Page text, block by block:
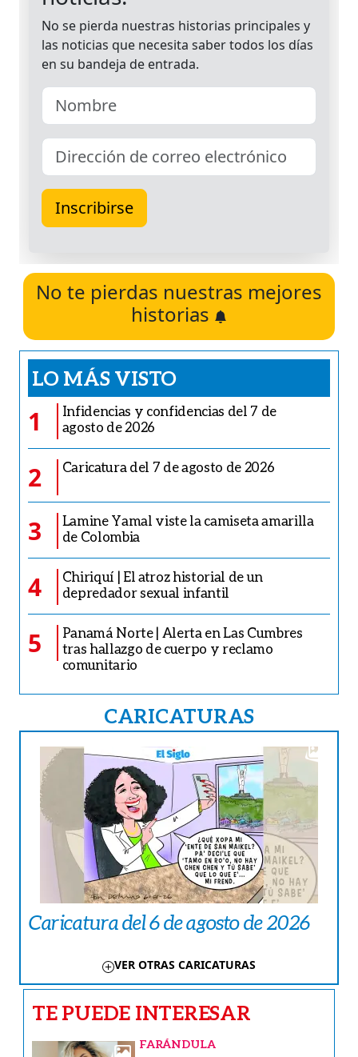
No te pierdas nuestras mejores
historias
LO MÁS VISTO
1
Infidencias y confidencias del 7 de
agosto de 2026
2 Caricatura del 7 de agosto de 2026
3
Lamine Yamal viste la camiseta amarilla
de Colombia
4
Chiriquí | El atroz historial de un
depredador sexual infantil
5
Panamá Norte | Alerta en Las Cumbres
tras hallazgo de cuerpo y reclamo
comunitario
CARICATURAS
Caricatura del 6 de agosto de 2026
VER OTRAS CARICATURAS
TE PUEDE INTERESAR
FARÁNDULA